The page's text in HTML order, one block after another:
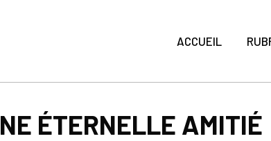
ACCUEIL
ÉTERNELLE AMITIÉ